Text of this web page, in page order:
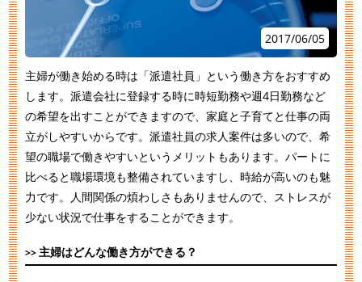
2017/06/05
主婦が働き始める時は「派遣社員」という働き方をおすすめ
します。派遣会社に登録する時に時短勤務や週4日勤務など
の希望を出すことができますので、家庭と子育てと仕事の両
立がしやすいからです。派遣社員の求人案件は多いので、希
望の職場で働きやすいというメリットもあります。パートに
比べると職場環境も整備されていますし、時給が高いのも魅
力です。人間関係の煩わしさもありませんので、ストレスが
少ない状況で仕事をすることができます。
主婦はどんな働き方ができる？